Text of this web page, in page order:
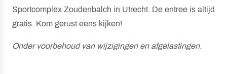
Sportcomplex Zoudenbalch in Utrecht. De entree is altijd
gratis. Kom gerust eens kijken!
Onder voorbehoud van wijzigingen en afgelastingen.